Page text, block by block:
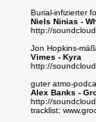
Burial-infizierter
Niels Ninias -
http://
Jon Hopkins-
Vimes - Kyra
http://
guter atmo-
Alex Banks -
http://
tracklist: